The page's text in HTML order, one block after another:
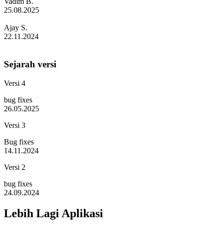
25.08.2025
Ajay S.
22.11.2024
Sejarah versi
Versi 4
bug fixes
26.05.2025
Versi 3
Bug fixes
14.11.2024
Versi 2
bug fixes
24.09.2024
Lebih Lagi Aplikasi